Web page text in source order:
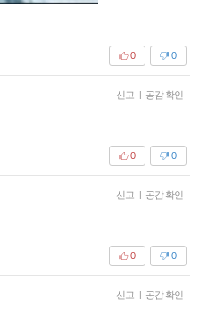
0
0
신고 | 공감 확인
0
0
신고 | 공감 확인
0
0
신고 | 공감 확인